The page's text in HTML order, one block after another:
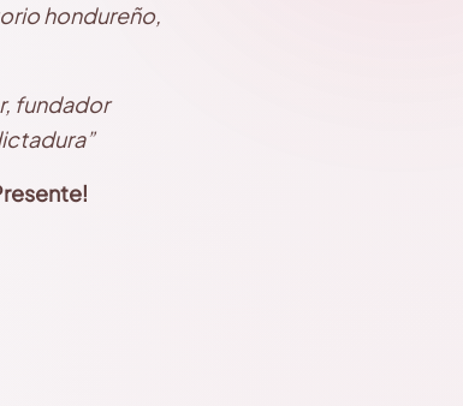
hondureño,
fundador